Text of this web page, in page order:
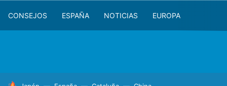
CONSEJOS ESPAÑA NOTICIAS EUROPA